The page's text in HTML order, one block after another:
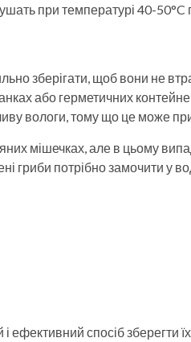
при температурі 40-
зберігати, щоб вони не
або герметичних
вологи, тому що це може
мішечках, але в цьому
гриби потрібно замочити у
спосіб зберегти